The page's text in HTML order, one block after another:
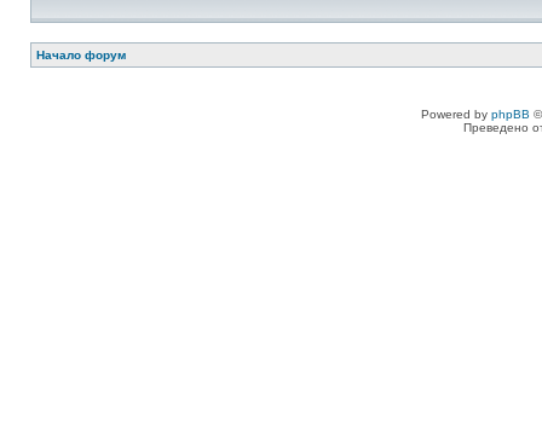
Начало форум
Powered by phpBB
Преведено